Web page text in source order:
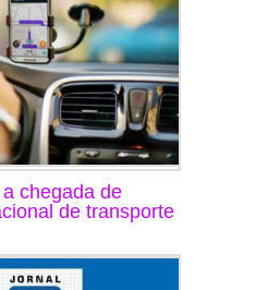
chegada de
de transporte